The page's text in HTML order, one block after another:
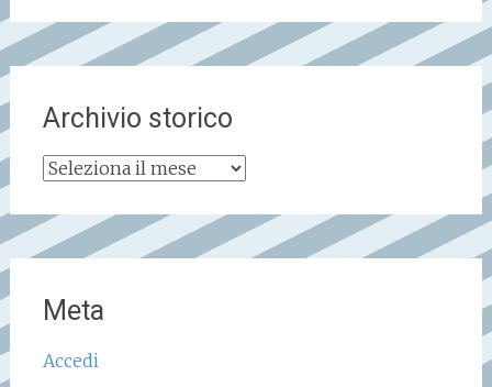
Archivio storico
Archivio
Meta
Accedi